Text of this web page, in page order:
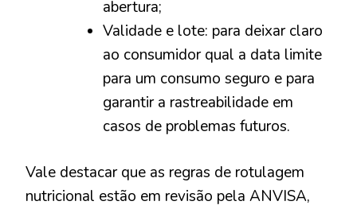
abertura;
Validade e lote: para deixar claro
ao consumidor qual a data limite
para um consumo seguro e para
garantir a rastreabilidade em
casos de problemas futuros.
Vale destacar que as regras de rotulagem
nutricional estão em revisão pela ANVISA,